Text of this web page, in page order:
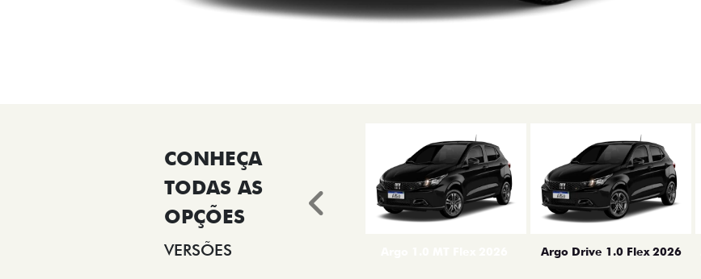
VERSÕES Argo Drive 1.0 Flex 2026
Anterior